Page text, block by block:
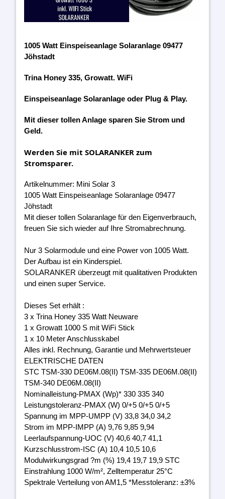
1005 Watt Einspeiseanlage Solaranlage 09477
Jöhstadt
Trina Honey 335, Growatt. WiFi
Einspeiseanlage Solaranlage oder Plug & Play.
Mit dieser tollen Anlage sparen Sie Strom und
Geld.
Werden Sie mit SOLARANKER zum
Stromsparer.
Artikelnummer: Mini Solar 3
1005 Watt Einspeiseanlage Solaranlage 09477
Jöhstadt
Mit dieser tollen Solaranlage für den Eigenverbrauch,
freuen Sie sich wieder auf Ihre Stromabrechnung.
Nur 3 Solarmodule und eine Power von 1005 Watt.
Der Aufbau ist ein Kinderspiel.
SOLARANKER überzeugt mit qualitativen Produkten
und einen super Service.
Dieses Set erhält :
3 x Trina Honey 335 Watt Neuware
1 x Growatt 1000 S mit WiFi Stick
1 x 10 Meter Anschlusskabel
Alles inkl. Rechnung, Garantie und Mehrwertsteuer
ELEKTRISCHE DATEN
STC TSM-330 DE06M.08(II) TSM-335 DE06M.08(II)
TSM-340 DE06M.08(II)
Nominalleistung-PMAX (Wp)* 330 335 340
Leistungstoleranz-PMAX (W) 0/+5 0/+5 0/+5
Spannung im MPP-UMPP (V) 33,8 34,0 34,2
Strom im MPP-IMPP (A) 9,76 9,85 9,94
Leerlaufspannung-UOC (V) 40,6 40,7 41,1
Kurzschlusstrom-ISC (A) 10,4 10,5 10,6
Modulwirkungsgrad ?m (%) 19,4 19,7 19,9 STC
Einstrahlung 1000 W/m², Zelltemperatur 25°C
Spektrale Verteilung von AM1,5 *Messtoleranz: ±3%